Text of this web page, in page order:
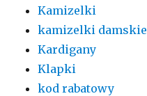
Kamizelki
kamizelki damskie
Kardigany
Klapki
kod rabatowy